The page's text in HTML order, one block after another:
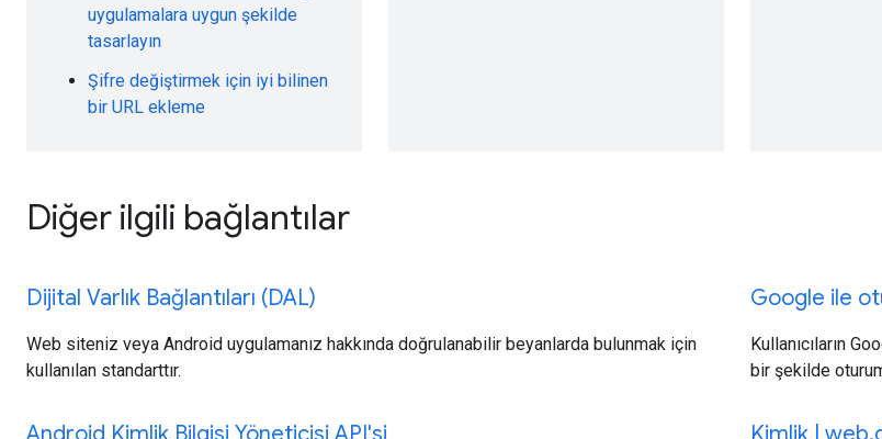
uygulamalara uygun şekilde
tasarlayın
Şifre değiştirmek için iyi bilinen
bir URL ekleme
Diğer ilgili bağlantılar
Dijital Varlık Bağlantıları (DAL)
Web siteniz veya Android uygulamanız hakkında doğrulanabilir beyanlarda bulunmak için
kullanılan standarttır.
Google ile
Kullanıcıların
bir şekilde